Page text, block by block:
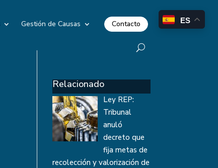
Gestión de Causas Contacto
Relacionado
Ley REP:
Tribunal
anuló
decreto que
fija metas de
recolección y valorización de
ES